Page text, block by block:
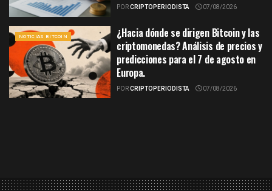
PORCRIPTOPERIODISTA 07/08/2026
NOTICIAS BITCOIN
¿Hacia dónde se dirigen Bitcoin y las
criptomonedas? Análisis de precios y
predicciones para el 7 de agosto en
Europa.
PORCRIPTOPERIODISTA 07/08/2026